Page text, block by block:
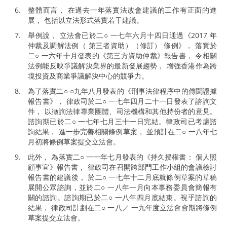
整體而言， 在過去一年落實法改會建議的工作有正面的進
展， 包括以立法形式落實若干建議。
舉例說， 立法會已於二○ 一七年六月十四日通過《2017 年
仲裁及調解法例（ 第三者資助）（修訂） 條例》， 落實於
二○ 一六年十月發表的《第三方資助仲裁》報告書， 令相關
法例能反映爭議解決業界的最新發展趨勢， 增強香港作為跨
境投資及商業爭議解決中心的競爭力。
為了落實二○ ○九年八月發表的《刑事法律程序中的傳聞證據
報告書》， 律政司於二○ 一七年四月二十一日發表了諮詢文
件， 以徵詢法律專業團體、司法機構和其他持份者的意見。
諮詢期已於二○ 一七年七月三十一日完結。律政司已考慮諮
詢結果， 進一步完善相關條例草案， 並預計在二○ 一八年七
月初將條例草案提交立法會。
此外， 為落實二○ 一一年七月發表的《持久授權書： 個人照
顧事宜》報告書， 律政司在召開跨部門工作小組的會議檢討
報告書的建議後， 於二○ 一七年十二月底就條例草案的草稿
展開公眾諮詢，並於二○ 一八年一月向本事務委員會簡報有
關的諮詢。諮詢期已於二○ 一八年四月底結束。視乎諮詢的
結果， 律政司計劃在二○ 一八／ 一九年度立法會會期將條例
草案提交立法會。